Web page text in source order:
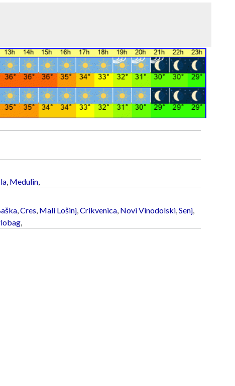
, Medulin,
, Cres Mali Lošinj, Crikvenica, Novi Vinodolski, Senj,
,